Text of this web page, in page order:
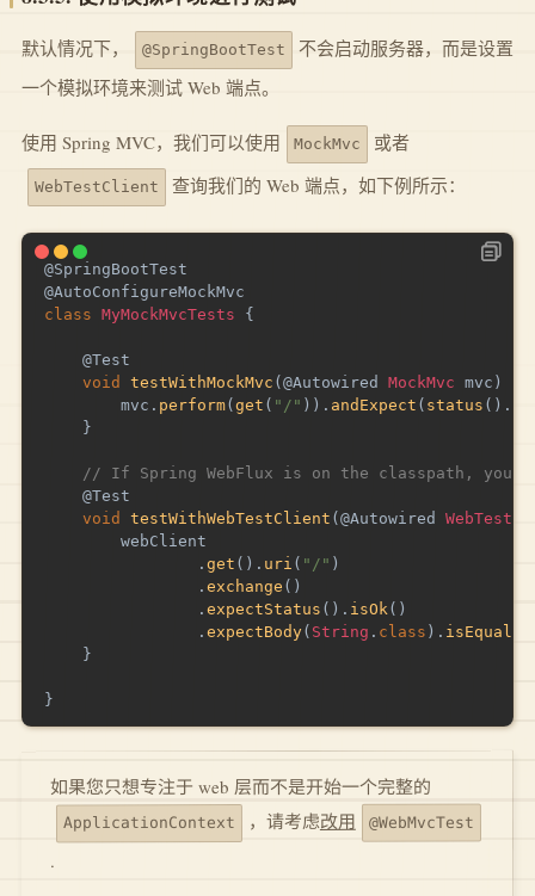
默认情况下， @SpringBootTest
不会启动服务器，而是设置
一个模拟环境来测试 Web 端点。
使用 Spring MVC，我们可以使用 MockMvc 或者
WebTestClient 查询我们的 Web 端点，如下例所示：
@SpringBootTest
@AutoConfigureMockMvc
class MyMockMvcTests {
@Test
void
testWithMockMvc ( @Autowired MockMvc mvc )
        mvc
. perform( get ( "/" ) ) . andExpect ( status ( ) .
}
// If Spring WebFlux is on the classpath, you
@Test
void
testWithWebTestClient ( @Autowired
        webClient
. get ( ) . uri ( "/" )
. exchange ( )
. expectStatus ( ) . isOk( )
. expectBody( String . class ) . isEqualTo
}
}
如果您只想专注于 web 层而不是开始一个完整的
ApplicationContext ，请考虑改用 @WebMvcTest
.